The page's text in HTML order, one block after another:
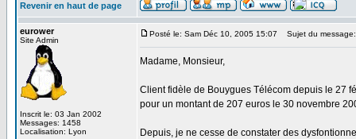
Revenir en haut de page
eurower
Site Admin
Inscrit le: 03 Jan 2002
Messages: 1458
Localisation: Lyon
Posté le: Sam Déc 10, 2005 15:07 Sujet du
Madame, Monsieur,
Client fidèle de Bouygues Télécom depuis le 27
pour un montant de 207 euros le 30 novembre
Depuis, je ne cesse de constater des